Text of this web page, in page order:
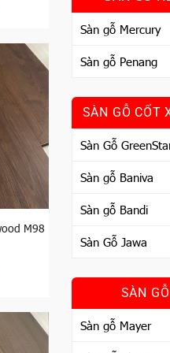
giờ
M98
Sàn gỗ Mercury
Sàn gỗ Penang
SÀN GỖ CỐT
Sàn Gỗ
Sàn gỗ Baniva
Sàn gỗ Bandi
Sàn Gỗ Jawa
SÀN
Sàn gỗ Mayer